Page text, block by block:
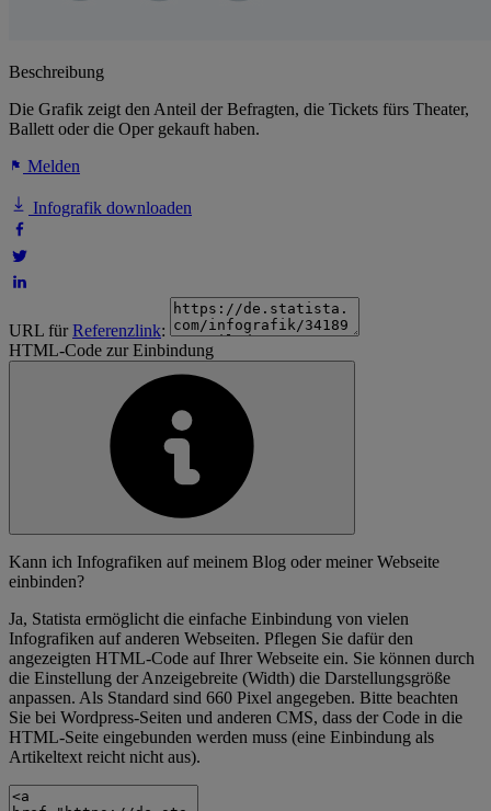
Beschreibung
Die Grafik zeigt den Anteil der Befragten, die Tickets fürs Theater,
Ballett oder die Oper gekauft haben.
Melden
Infografik downloaden
URL fürReferenzlink:
HTML-Code zur Einbindung
Kann ich Infografiken auf meinem Blog oder meiner Webseite
einbinden?
Ja, Statista ermöglicht die einfache Einbindung von vielen
Infografiken auf anderen Webseiten. Pflegen Sie dafür den
angezeigten HTML-Code auf Ihrer Webseite ein. Sie können durch
die Einstellung der Anzeigebreite (Width) die Darstellungsgröße
anpassen. Als Standard sind 660 Pixel angegeben. Bitte beachten
Sie bei Wordpress-Seiten und anderen CMS, dass der Code in die
HTML-Seite eingebunden werden muss (eine Einbindung als
Artikeltext reicht nicht aus).